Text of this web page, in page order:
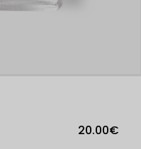
20.00€